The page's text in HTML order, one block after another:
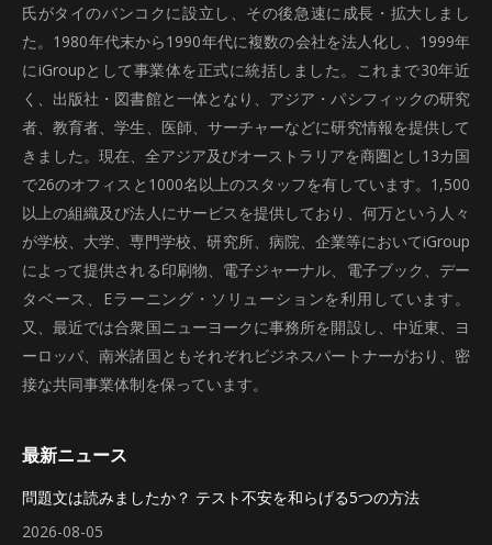
氏がタイのバンコクに設立し、その後急速に成長・拡大しまし
た。1980年代末から1990年代に複数の会社を法人化し、1999年
にiGroupとして事業体を正式に統括しました。これまで30年近
く、出版社・図書館と一体となり、アジア・パシフィックの研究
者、教育者、学生、医師、サーチャーなどに研究情報を提供して
きました。現在、全アジア及びオーストラリアを商圏とし13カ国
で26のオフィスと1000名以上のスタッフを有しています。1,500
以上の組織及び法人にサービスを提供しており、何万という人々
が学校、大学、専門学校、研究所、病院、企業等においてiGroup
によって提供される印刷物、電子ジャーナル、電子ブック、デー
タベース、Eラーニング・ソリューションを利用しています。
又、最近では合衆国ニューヨークに事務所を開設し、中近東、ヨ
ーロッパ、南米諸国ともそれぞれビジネスパートナーがおり、密
接な共同事業体制を保っています。
最新ニュース
問題文は読みましたか？ テスト不安を和らげる5つの方法
2026-08-05